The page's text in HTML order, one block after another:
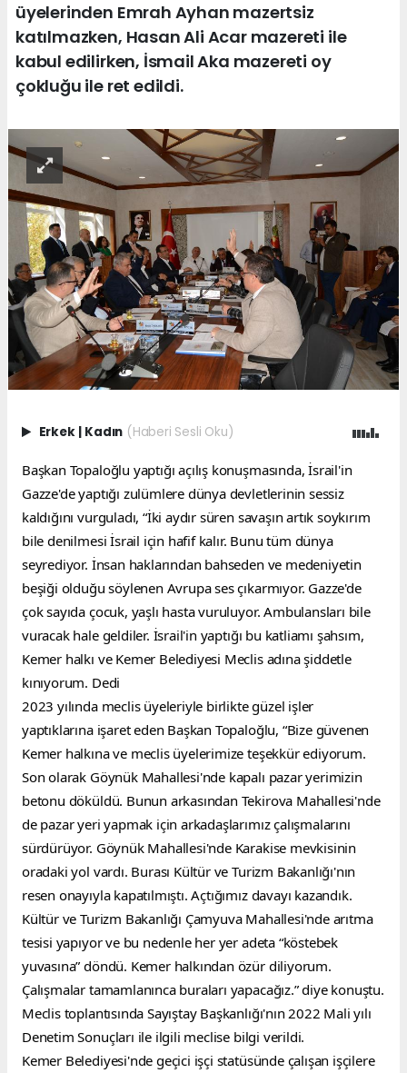
üyelerinden Emrah Ayhan mazertsiz
katılmazken, Hasan Ali Acar mazereti ile
kabul edilirken, İsmail Aka mazereti oy
çokluğu ile ret edildi.
Erkek | Kadın (Haberi Sesli Oku)
Başkan Topaloğlu yaptığı açılış konuşmasında, İsrail'in
Gazze'de yaptığı zulümlere dünya devletlerinin sessiz
kaldığını vurguladı, “İki aydır süren savaşın artık soykırım
bile denilmesi İsrail için hafif kalır. Bunu tüm dünya
seyrediyor. İnsan haklarından bahseden ve medeniyetin
beşiği olduğu söylenen Avrupa ses çıkarmıyor. Gazze'de
çok sayıda çocuk, yaşlı hasta vuruluyor. Ambulansları bile
vuracak hale geldiler. İsrail'in yaptığı bu katliamı şahsım,
Kemer halkı ve Kemer Belediyesi Meclis adına şiddetle
kınıyorum. Dedi
2023 yılında meclis üyeleriyle birlikte güzel işler
yaptıklarına işaret eden Başkan Topaloğlu, “Bize güvenen
Kemer halkına ve meclis üyelerimize teşekkür ediyorum.
Son olarak Göynük Mahallesi'nde kapalı pazar yerimizin
betonu döküldü. Bunun arkasından Tekirova Mahallesi'nde
de pazar yeri yapmak için arkadaşlarımız çalışmalarını
sürdürüyor. Göynük Mahallesi'nde Karakise mevkisinin
oradaki yol vardı. Burası Kültür ve Turizm Bakanlığı'nın
resen onayıyla kapatılmıştı. Açtığımız davayı kazandık.
Kültür ve Turizm Bakanlığı Çamyuva Mahallesi'nde arıtma
tesisi yapıyor ve bu nedenle her yer adeta “köstebek
yuvasına” döndü. Kemer halkından özür diliyorum.
Çalışmalar tamamlanınca buraları yapacağız.” diye konuştu.
Meclis toplantısında Sayıştay Başkanlığı'nın 2022 Mali yılı
Denetim Sonuçları ile ilgili meclise bilgi verildi.
Kemer Belediyesi'nde geçici işçi statüsünde çalışan işçilere